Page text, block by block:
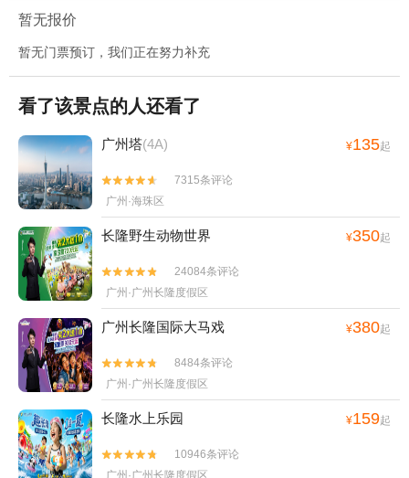
暂无报价
暂无门票预订，我们正在努力补充
看了该景点的人还看了
广州塔(4A) ¥135起


7315条评论
广州·海珠区
长隆野生动物世界 ¥350起


24084条评论
广州·广州长隆度假区
广州长隆国际大马戏 ¥380起


8484条评论
广州·广州长隆度假区
长隆水上乐园 ¥159起


10946条评论